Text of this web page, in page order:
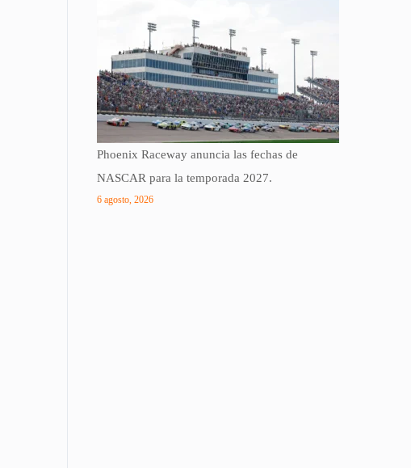
Phoenix Raceway anuncia las fechas de
NASCAR para la temporada 2027.
6 agosto, 2026